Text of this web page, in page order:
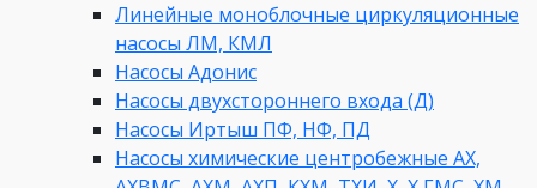
Линейные моноблочные циркуляционные
насосы ЛМ, КМЛ
Насосы Адонис
Насосы двухстороннего входа (Д)
Насосы Иртыш ПФ, НФ, ПД
Насосы химические центробежные АХ,